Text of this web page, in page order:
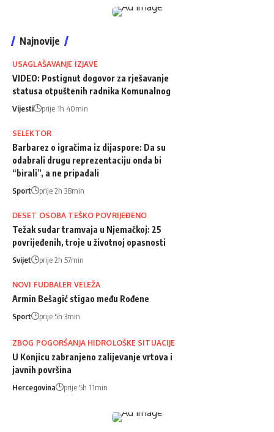
Najnovije
USAGLAŠAVANJE IZJAVE
VIDEO: Postignut dogovor za rješavanje
statusa otpuštenih radnika Komunalnog
Vijesti prije 1h 40min
SELEKTOR
Barbarez o igračima iz dijaspore: Da su
odabrali drugu reprezentaciju onda bi
“birali”, a ne pripadali
Sport prije 2h 38min
DESET OSOBA TEŠKO POVRIJEĐENO
Težak sudar tramvaja u Njemačkoj: 25
povrijeđenih, troje u životnoj opasnosti
Svijet prije 2h 57min
NOVI FUDBALER VELEŽA
Armin Bešagić stigao među Rođene
Sport prije 5h 3min
ZBOG POGORŠANJA HIDROLOŠKE SITUACIJE
U Konjicu zabranjeno zalijevanje vrtova i
javnih površina
Hercegovina prije 5h 11min